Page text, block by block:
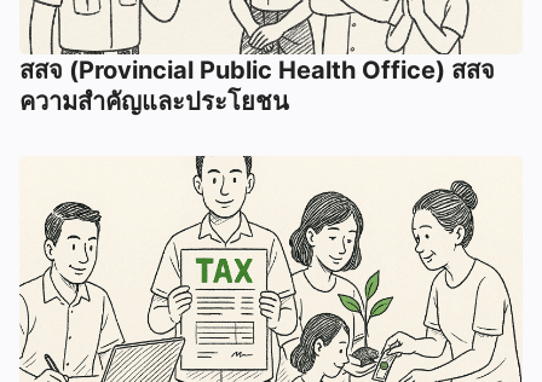
สสจ (Provincial Public Health Office) สสจ
ความสำคัญและประโยชน